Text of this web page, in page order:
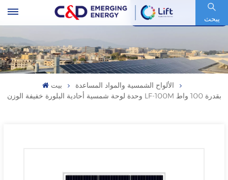
يبحث
رمز السهم : 600153.SH
بيت
الألواح الشمسية والمواد المساعدة
وحدة لوحة شمسية أحادية البلورة خفيفة الوزن LF-100M بقدرة 100 واط